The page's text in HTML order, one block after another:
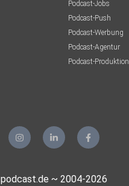
Podcast-Jobs
Podcast-Push
Podcast-Werbung
Podcast-Agentur
Podcast-Produktion
podcast.de ~ 2004-2026